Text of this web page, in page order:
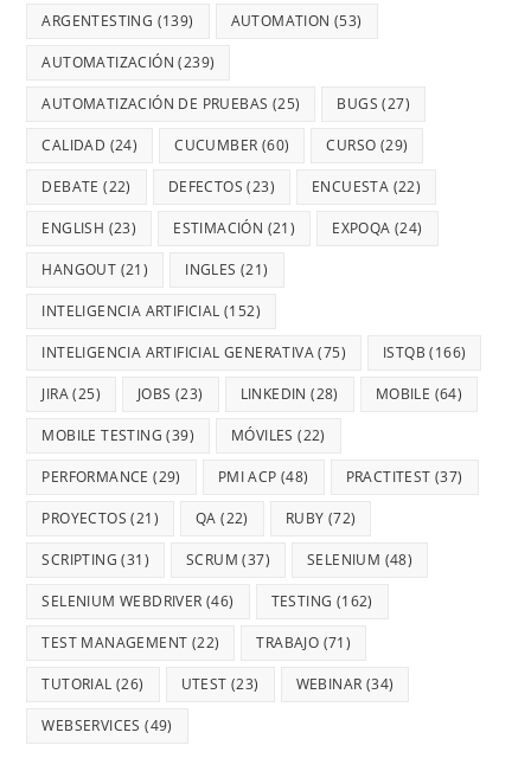
ARGENTESTING (139) AUTOMATION (53)
AUTOMATIZACIÓN (239)
AUTOMATIZACIÓN DE PRUEBAS (25) BUGS (27)
CALIDAD (24) CUCUMBER (60) CURSO (29)
DEBATE (22) DEFECTOS (23) ENCUESTA (22)
ENGLISH (23) ESTIMACIÓN (21) EXPOQA (24)
HANGOUT (21) INGLES (21)
INTELIGENCIA ARTIFICIAL (152)
INTELIGENCIA ARTIFICIAL GENERATIVA(75) ISTQB (166)
JIRA(25) JOBS (23) LINKEDIN (28) MOBILE (64)
MOBILE TESTING (39) MÓVILES (22)
PERFORMANCE (29) PMI ACP (48) PRACTITEST (37)
PROYECTOS (21) QA (22) RUBY (72)
SCRIPTING (31) SCRUM (37) SELENIUM (48)
SELENIUM WEBDRIVER (46) TESTING (162)
TEST MANAGEMENT (22) TRABAJO (71)
TUTORIAL (26) UTEST (23) WEBINAR (34)
WEBSERVICES (49)